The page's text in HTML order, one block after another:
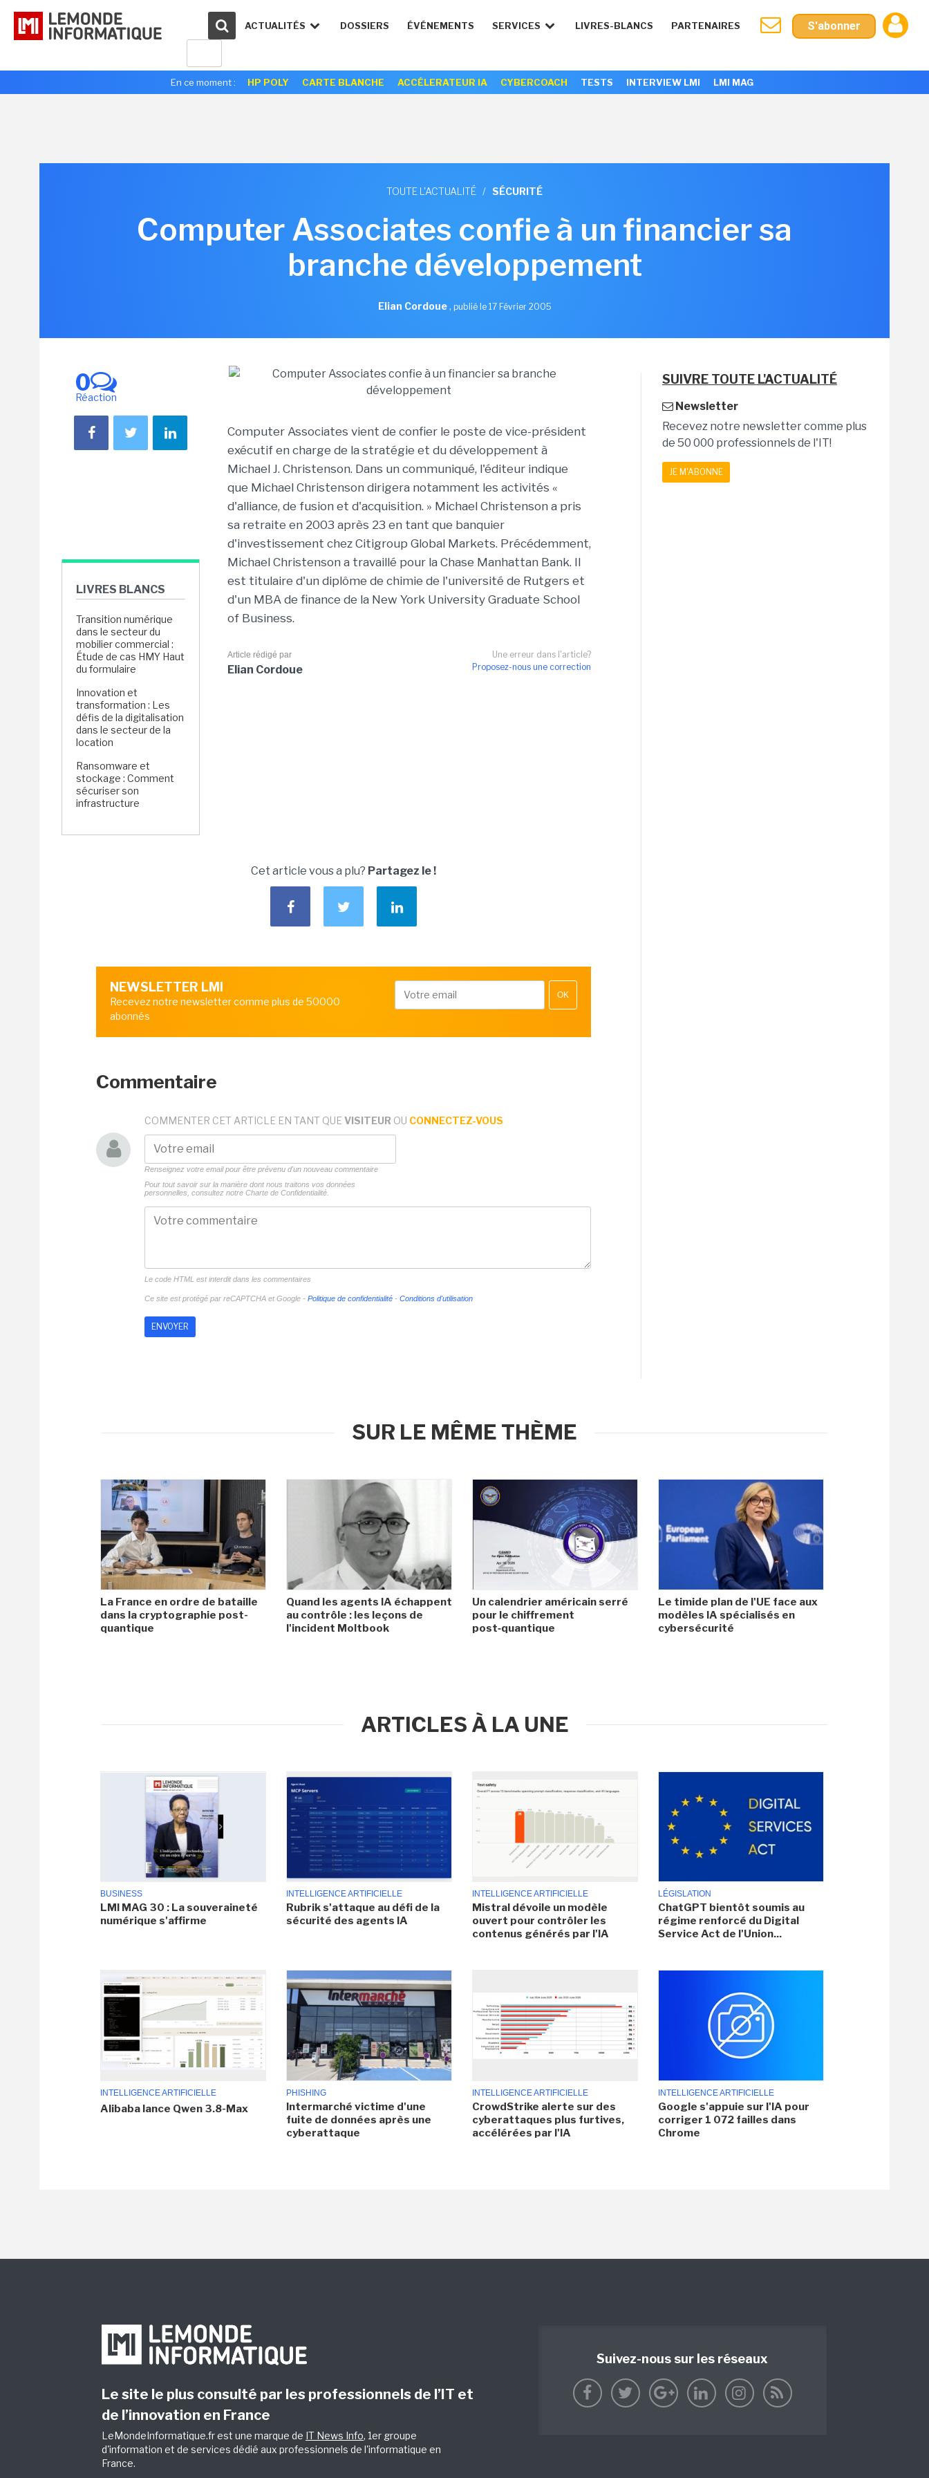
ACTUALITÉS DOSSIERS ÉVÉNEMENTS SERVICES LIVRES-BLANCS PARTENAIRES S'abonner
En ce moment : HP POLY CARTE BLANCHE ACCÉLERATEUR IA CYBERCOACH TESTS INTERVIEW LMI LMI MAG
TOUTE L'ACTUALITÉ / SÉCURITÉ
Computer Associates confie à un financier sa
branche développement
Elian Cordoue, publié le 17 Février 2005
0
Réaction
LIVRES BLANCS
Transition numérique
dans le secteur du
mobilier commercial :
Étude de cas HMY Haut
du formulaire
Innovation et
transformation : Les
défis de la digitalisation
dans le secteur de la
location
Ransomware et
stockage : Comment
sécuriser son
infrastructure
Computer Associates vient de confier le poste de vice-président
exécutif en charge de la stratégie et du développement à
Michael J. Christenson. Dans un communiqué, l'éditeur indique
que Michael Christenson dirigera notamment les activités «
d'alliance, de fusion et d'acquisition. » Michael Christenson a pris
sa retraite en 2003 après 23 en tant que banquier
d'investissement chez Citigroup Global Markets. Précédemment,
Michael Christenson a travaillé pour la Chase Manhattan Bank. Il
est titulaire d'un diplôme de chimie de l'université de Rutgers et
d'un MBA de finance de la New York University Graduate School
of Business.
Une erreur dans l'article?
Proposez-nous une correction
Article rédigé par
Elian Cordoue
Cet article vous a plu? Partagez le !
NEWSLETTER LMI
Recevez notre newsletter comme plus de 50000
abonnés
OK
Commentaire
COMMENTER CET ARTICLE EN TANT QUE VISITEUR OU CONNECTEZ-VOUS
Renseignez votre email pour être prévenu d'un nouveau commentaire
Pour tout savoir sur la manière dont nous traitons vos données
personnelles, consultez notre Charte de Confidentialité.
Le code HTML est interdit dans les commentaires
Ce site est protégé par reCAPTCHA et Google - Politique de confidentialité - Conditions d'utilisation
SUIVRE TOUTE L'ACTUALITÉ
Newsletter
Recevez notre newsletter comme plus
de 50 000 professionnels de l'IT!
JE M'ABONNE
SUR LE MÊME THÈME
La France en ordre de bataille
dans la cryptographie post-
quantique
Quand les agents IA échappent
au contrôle : les leçons de
l'incident Moltbook
Un calendrier américain serré
pour le chiffrement
post‑quantique
Le timide plan de l'UE face aux
modèles IA spécialisés en
cybersécurité
ARTICLES À LA UNE
BUSINESS
LMI MAG 30 : La souveraineté
numérique s'affirme
INTELLIGENCE ARTIFICIELLE
Rubrik s'attaque au défi de la
sécurité des agents IA
INTELLIGENCE ARTIFICIELLE
Mistral dévoile un modèle
ouvert pour contrôler les
contenus générés par l'IA
LÉGISLATION
ChatGPT bientôt soumis au
régime renforcé du Digital
Service Act de l'Union...
INTELLIGENCE ARTIFICIELLE
Alibaba lance Qwen 3.8-Max
PHISHING
Intermarché victime d'une
fuite de données après une
cyberattaque
INTELLIGENCE ARTIFICIELLE
CrowdStrike alerte sur des
cyberattaques plus furtives,
accélérées par l'IA
INTELLIGENCE ARTIFICIELLE
Google s'appuie sur l'IA pour
corriger 1 072 failles dans
Chrome
Le site le plus consulté par les professionnels de l’IT et
de l’innovation en France
LeMondeInformatique.fr est une marque de IT News Info, 1er groupe
d'information et de services dédié aux professionnels de l'informatique en
France.
Suivez-nous sur les réseaux